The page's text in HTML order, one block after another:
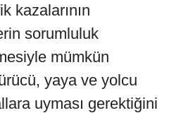
kazalarının
sorumluluk
mümkün
yaya ve yolcu
uyması gerektiğini